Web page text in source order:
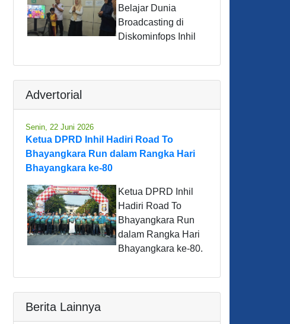
Belajar Dunia
Broadcasting di
Diskominfops Inhil
Advertorial
Senin, 22 Juni 2026
Ketua DPRD Inhil Hadiri Road To
Bhayangkara Run dalam Rangka Hari
Bhayangkara ke-80
Ketua DPRD Inhil
Hadiri Road To
Bhayangkara Run
dalam Rangka Hari
Bhayangkara ke-80.
Berita Lainnya